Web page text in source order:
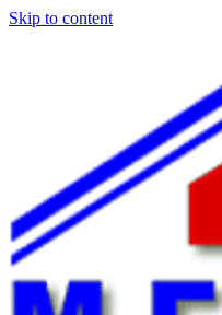
Skip to content